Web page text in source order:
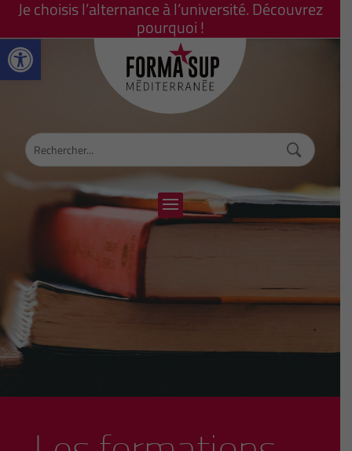
Ouvrir la barre d’outils
Je choisis l’alternance à l’université. Découvrez
pourquoi !